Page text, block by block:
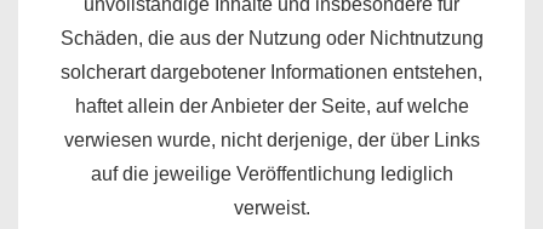
Schäden, die aus der Nutzung oder Nichtnutzung
solcherart dargebotener Informationen entstehen,
haftet allein der Anbieter der Seite, auf welche
verwiesen wurde, nicht derjenige, der über Links
auf die jeweilige Veröffentlichung lediglich
verweist.